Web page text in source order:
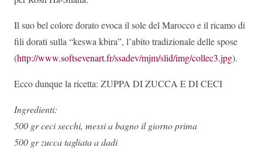
Il suo bel colore dorato evoca il sole del Marocco e il ricamo di
fili dorati sulla “keswa kbira”, l’abito tradizionale delle spose
(http://www.softsevenart.fr/ssadev/mjm/slid/img/collec3.jpg).
Ecco dunque la ricetta: ZUPPA DI ZUCCA E DI CECI
Ingredienti:
500 gr ceci secchi, messi a bagno il giorno prima
500 gr zucca tagliata a dadi